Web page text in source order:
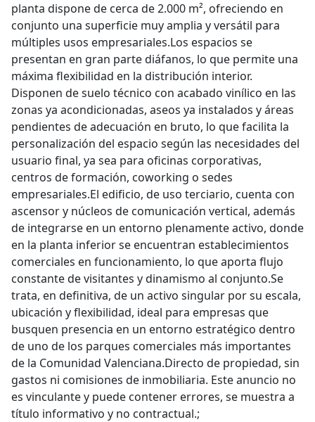
planta dispone de cerca de 2.000 m², ofreciendo en
conjunto una superficie muy amplia y versátil para
múltiples usos empresariales.Los espacios se
presentan en gran parte diáfanos, lo que permite una
máxima flexibilidad en la distribución interior.
Disponen de suelo técnico con acabado vinílico en las
zonas ya acondicionadas, aseos ya instalados y áreas
pendientes de adecuación en bruto, lo que facilita la
personalización del espacio según las necesidades del
usuario final, ya sea para oficinas corporativas,
centros de formación, coworking o sedes
empresariales.El edificio, de uso terciario, cuenta con
ascensor y núcleos de comunicación vertical, además
de integrarse en un entorno plenamente activo, donde
en la planta inferior se encuentran establecimientos
comerciales en funcionamiento, lo que aporta flujo
constante de visitantes y dinamismo al conjunto.Se
trata, en definitiva, de un activo singular por su escala,
ubicación y flexibilidad, ideal para empresas que
busquen presencia en un entorno estratégico dentro
de uno de los parques comerciales más importantes
de la Comunidad Valenciana.Directo de propiedad, sin
gastos ni comisiones de inmobiliaria. Este anuncio no
es vinculante y puede contener errores, se muestra a
título informativo y no contractual.;